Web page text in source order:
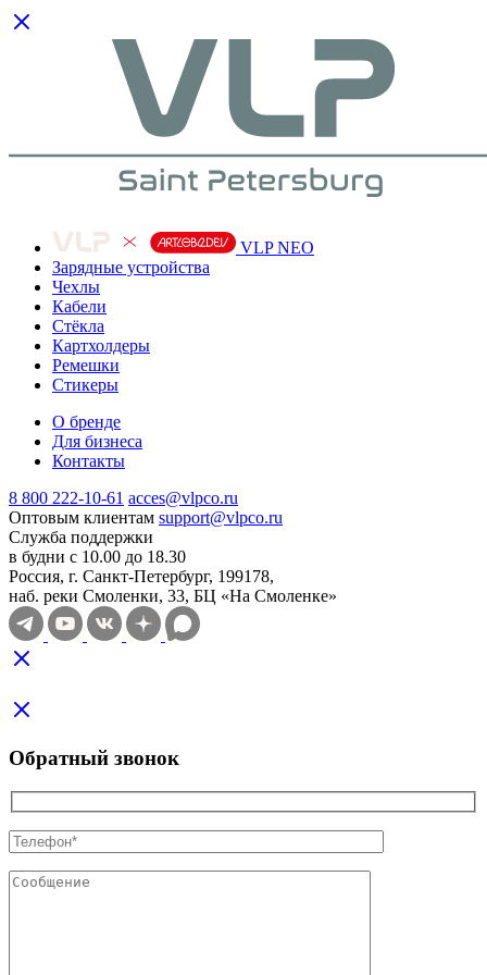
VLP NEO
Зарядные устройства
Чехлы
Кабели
Cтёкла
Картхолдеры
Ремешки
Стикеры
О бренде
Для бизнеса
Контакты
8 800 222-10-61 acces@vlpco.ru
Оптовым клиентам support@vlpco.ru
Служба поддержки
в будни с 10.00 до 18.30
Россия, г. Санкт-Петербург, 199178,
наб. реки Смоленки, 33, БЦ «На Смоленке»
Обратный звонок